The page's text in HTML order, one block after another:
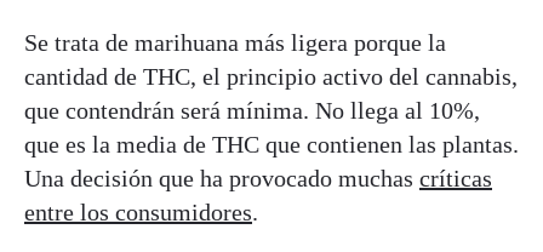
Se trata de marihuana más ligera porque la
cantidad de THC, el principio activo del cannabis,
que contendrán será mínima. No llega al 10%,
que es la media de THC que contienen las plantas.
Una decisión que ha provocado muchas críticas
entre los consumidores.